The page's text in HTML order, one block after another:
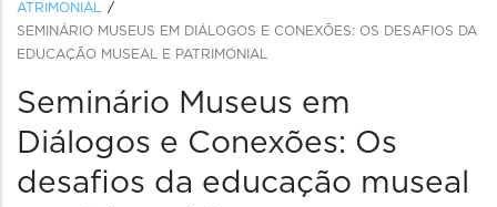
ATRIMONIAL
SEMINÁRIO MUSEUS EM DIÁLOGOS E CONEXÕES: OS DESAFIOS DA
EDUCAÇÃO MUSEAL E PATRIMONIAL
Seminário Museus em
Diálogos e Conexões: Os
desafios da educação museal